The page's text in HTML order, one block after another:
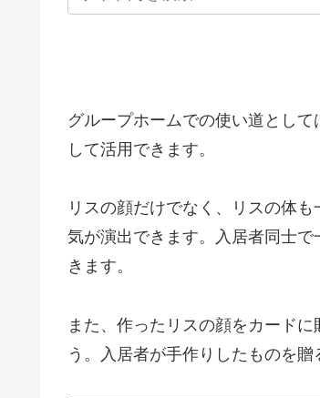
グループホームでの使い道とし
して活用できます。
リスの顔だけでなく、リスの体
気が演出できます。入居者同士
きます。
また、作ったリスの顔をカード
う。入居者が手作りしたものを